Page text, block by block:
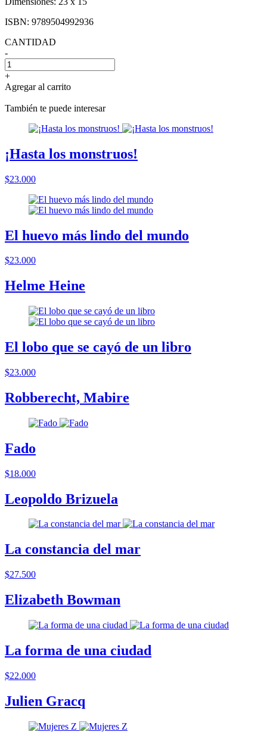
ISBN: 9789504992936
CANTIDAD
-
+
Agregar al carrito
También te puede interesar
¡Hasta los monstruos!
$23.000
El huevo más lindo del mundo
$23.000
Helme Heine
El lobo que se cayó de un libro
$23.000
Robberecht, Mabire
Fado
$18.000
Leopoldo Brizuela
La constancia del mar
$27.500
Elizabeth Bowman
La forma de una ciudad
$22.000
Julien Gracq